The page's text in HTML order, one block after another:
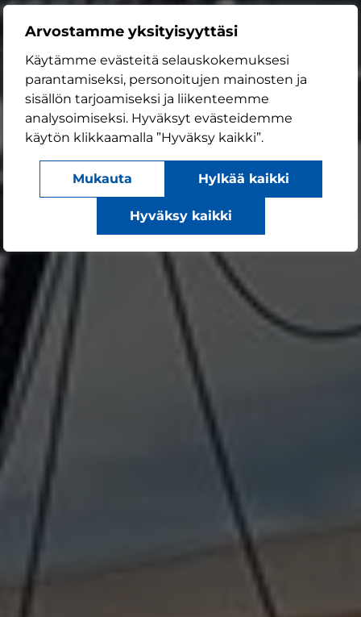
Arvostamme yksityisyyttäsi
Käytämme evästeitä selauskokemuksesi
parantamiseksi, personoitujen mainosten ja
sisällön tarjoamiseksi ja liikenteemme
analysoimiseksi. Hyväksyt evästeidemme
käytön klikkaamalla ”Hyväksy kaikki”.
Mukauta Hylkää kaikki
Hyväksy kaikki